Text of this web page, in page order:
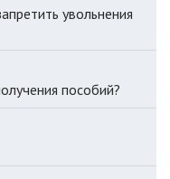
увольнения
пособий?